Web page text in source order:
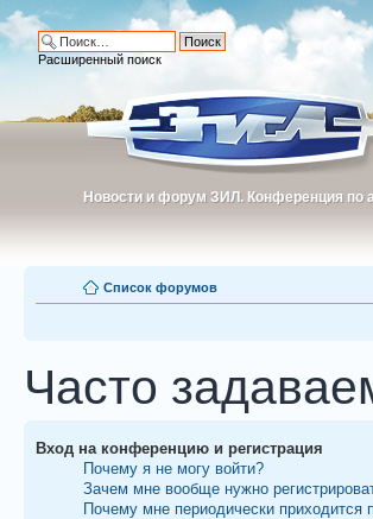
Новости и форум ЗИЛ. Конференция
Новости и форум ЗИЛ. Конференция
Расширенный поиск
Список форумов
Часто
Вход на конференцию и регистрация
Почему я не могу войти?
Зачем мне вообще нужно
Почему мне периодически приходится